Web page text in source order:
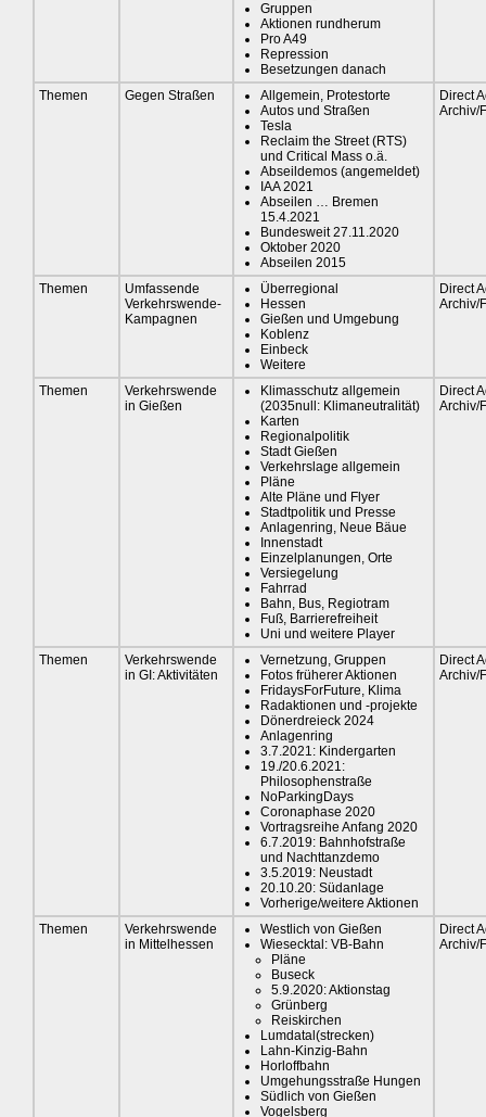
Gruppen
Aktionen rundherum
Pro A49
Repression
Besetzungen danach
Themen Gegen Straßen
Allgemein, Protestorte
Autos und Straßen
Tesla
Reclaim the Street (RTS)
und Critical Mass o.ä.
Abseildemos (angemeldet)
IAA 2021
Abseilen … Bremen
15.4.2021
Bundesweit 27.11.2020
Oktober 2020
Abseilen 2015
Direct
Archiv/
Themen
Umfassende
Verkehrswende-
Kampagnen
Überregional
Hessen
Gießen und Umgebung
Koblenz
Einbeck
Weitere
Direct
Archiv/
Themen
Verkehrswende
in Gießen
Klimasschutz allgemein
(2035null: Klimaneutralität)
Karten
Regionalpolitik
Stadt Gießen
Verkehrslage allgemein
Pläne
Alte Pläne und Flyer
Stadtpolitik und Presse
Anlagenring, Neue Bäue
Innenstadt
Einzelplanungen, Orte
Versiegelung
Fahrrad
Bahn, Bus, Regiotram
Fuß, Barrierefreiheit
Uni und weitere Player
Direct
Archiv/
Themen
Verkehrswende
in GI: Aktivitäten
Vernetzung, Gruppen
Fotos früherer Aktionen
FridaysForFuture, Klima
Radaktionen und -projekte
Dönerdreieck 2024
Anlagenring
3.7.2021: Kindergarten
19./20.6.2021:
Philosophenstraße
NoParkingDays
Coronaphase 2020
Vortragsreihe Anfang 2020
6.7.2019: Bahnhofstraße
und Nachttanzdemo
3.5.2019: Neustadt
20.10.20: Südanlage
Vorherige/weitere Aktionen
Direct
Archiv/
Themen
Verkehrswende
in Mittelhessen
Westlich von Gießen
Wiesecktal: VB-Bahn
Pläne
Buseck
5.9.2020: Aktionstag
Grünberg
Reiskirchen
Lumdatal(strecken)
Lahn-Kinzig-Bahn
Horloffbahn
Umgehungsstraße Hungen
Südlich von Gießen
Vogelsberg
Direct
Archiv/